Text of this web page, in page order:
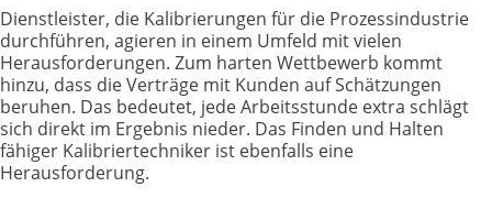
Dienstleister, die Kalibrierungen für die Prozessindustrie
durchführen, agieren in einem Umfeld mit vielen
Herausforderungen. Zum harten Wettbewerb kommt
hinzu, dass die Verträge mit Kunden auf Schätzungen
beruhen. Das bedeutet, jede Arbeitsstunde extra schlägt
sich direkt im Ergebnis nieder. Das Finden und Halten
fähiger Kalibriertechniker ist ebenfalls eine
Herausforderung.